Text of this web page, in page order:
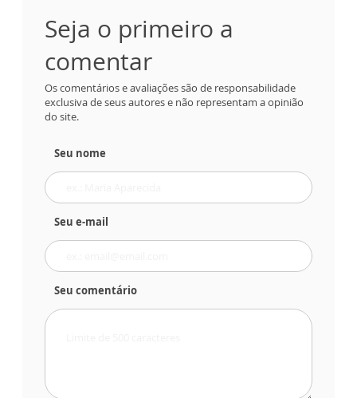
Seja o primeiro a
comentar
Os comentários e avaliações são de responsabilidade
exclusiva de seus autores e não representam a opinião
do site.
Seu nome
Seu e-mail
Seu comentário